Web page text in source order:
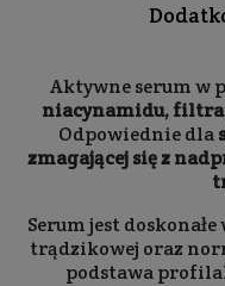
Aktywne serum w
niacynamidu,
Odpowiednie dla
zmagającej się z
Serum jest
trądzikowej oraz
podstawa